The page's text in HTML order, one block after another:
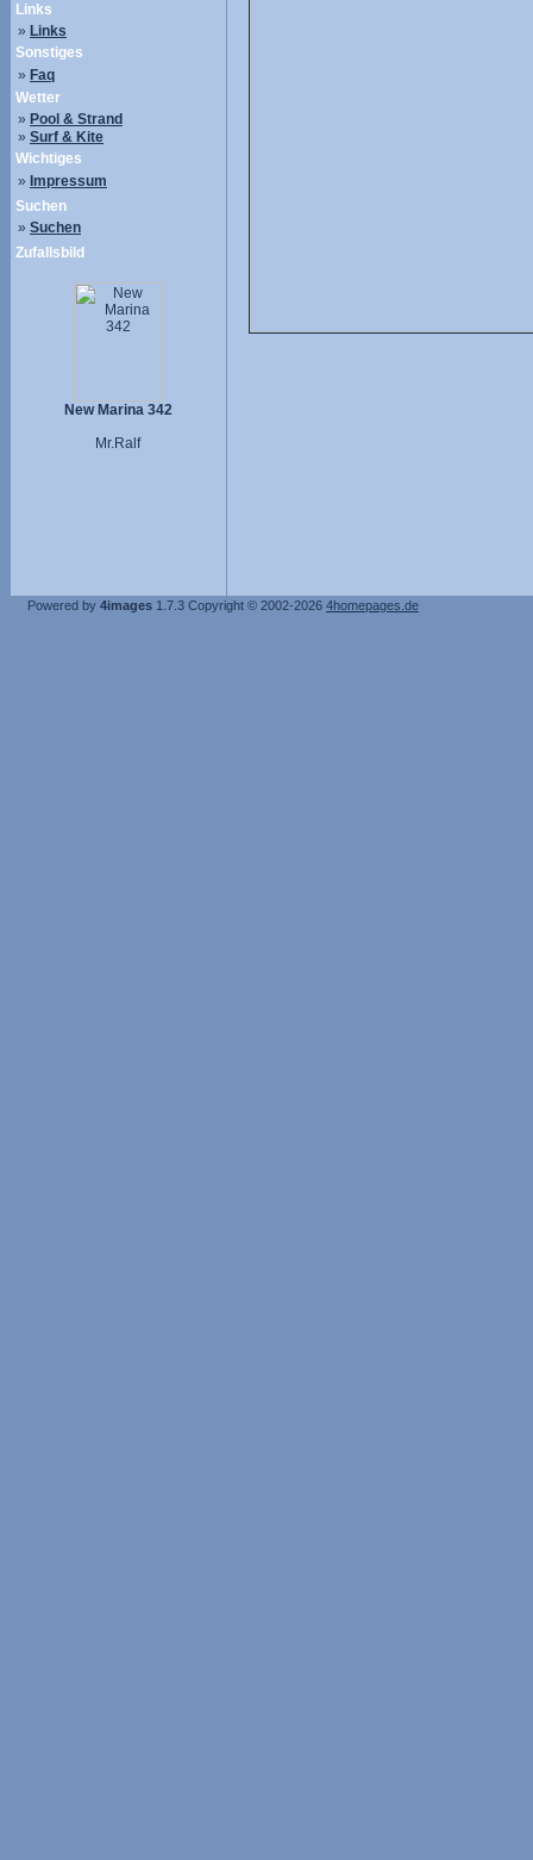
Links
» Links
Sonstiges
» Faq
Wetter
» Pool & Strand
» Surf & Kite
Wichtiges
» Impressum
Suchen
» Suchen
Zufallsbild
New Marina 342
Mr.Ralf
Powered by 4images 1.7.3 Copyright © 2002-2026 4homepages.de